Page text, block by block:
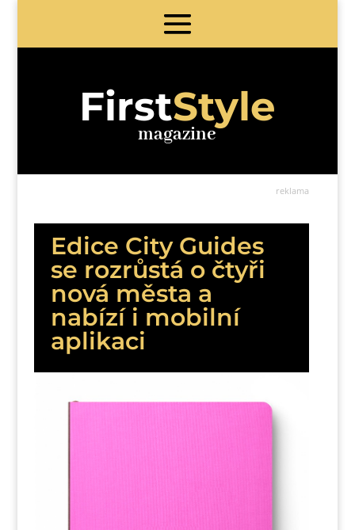
FirstStyle
magazine
reklama
Edice City Guides
se rozrůstá o čtyři
nová města a
nabízí i mobilní
aplikaci